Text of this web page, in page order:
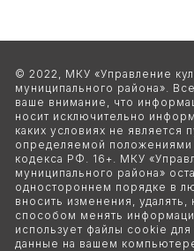
© 2022, МКУ «Управление
муниципального района».
ваше внимание, что
носит исключительно
каких условиях не является
определяемой положениями
кодекса РФ. 16+. МКУ
муниципального района»
одностороннем порядке в
вносить изменения,
способом менять
использует файлы cookie
данные на вашем